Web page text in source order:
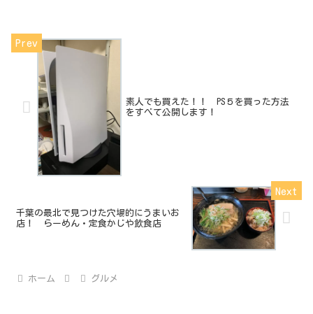
素人でも買えた！！ PS５を買った方法
をすべて公開します！
千葉の最北で見つけた穴場的にうまいお
店！ らーめん・定食かじや飲食店
ホーム グルメ